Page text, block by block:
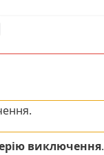
виключення.